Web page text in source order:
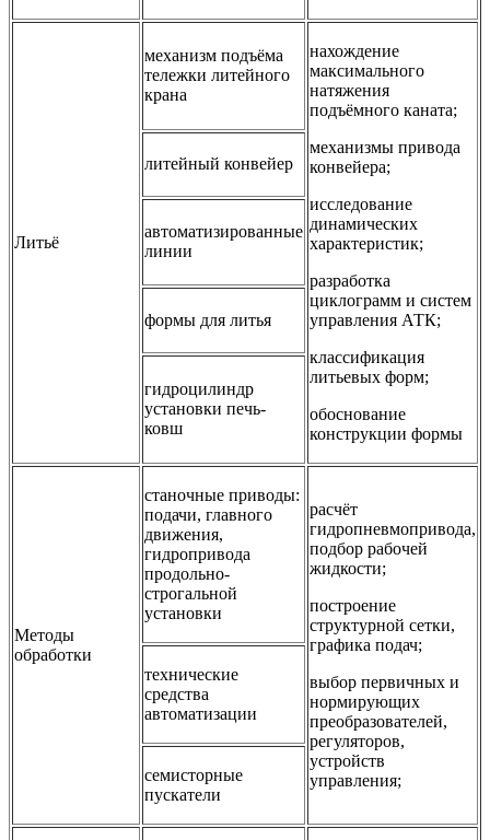
Литьё
механизм подъёма
тележки литейного
крана
нахождение
максимального
натяжения
подъёмного каната;
механизмы привода
конвейера;
исследование
динамических
характеристик;
разработка
циклограмм и систем
управления АТК;
классификация
литьевых форм;
обоснование
конструкции формы
литейный конвейер
автоматизированные
линии
формы для литья
гидроцилиндр
установки печь-
ковш
Методы
обработки
станочные приводы:
подачи, главного
движения,
гидропривода
продольно-
строгальной
установки
расчёт
гидропневмопривода,
подбор рабочей
жидкости;
построение
структурной сетки,
графика подач;
выбор первичных и
нормирующих
преобразователей,
регуляторов,
устройств
управления;
технические
средства
автоматизации
семисторные
пускатели